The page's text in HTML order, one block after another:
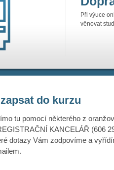
Při výuce
věnovat
do kurzu
tu pomocí některého z
KANCELÁŘ (606
dotazy Vám zodpovíme a